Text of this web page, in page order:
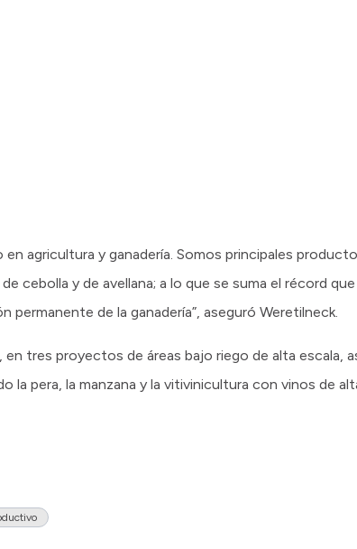
agricultura y ganadería. Somos principales
cebolla y de avellana; a lo que se suma el récord
permanente de la ganadería”, aseguró Weretilneck.
tres proyectos de áreas bajo riego de alta escala,
pera, la manzana y la vitivinicultura con vinos de